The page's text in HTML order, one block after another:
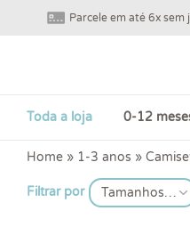
Parcele em até 6x sem
Toda a loja 0-12
Home » 1-3 anos »
Filtrar por Tamanhos